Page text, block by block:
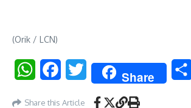
(Orik / LCN)
WhatsAppFacebookTwitter Share
Share this Article